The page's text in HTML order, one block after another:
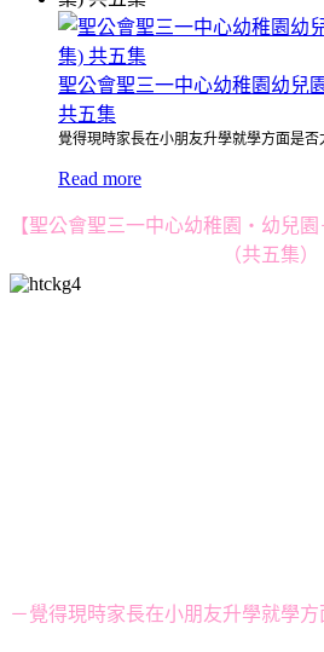
聖公會聖三一中心幼稚園幼兒
共五集
覺得現時家長在小朋友升學就學方面是否
Read more
【聖公會聖三一中心幼稚園・幼兒
（共五集）
－覺得現時家長在小朋友升學就學